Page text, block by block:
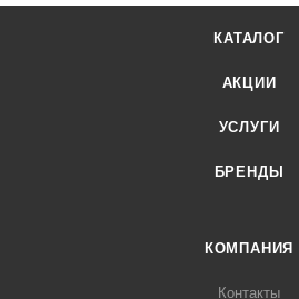
КАТАЛОГ
АКЦИИ
УСЛУГИ
БРЕНДЫ
КОМПАНИЯ
Контакты